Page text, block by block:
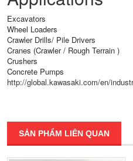
Excavators
Wheel Loaders
Crawler Drills/ Pile Drivers
Cranes (Crawler / Rough Terrain )
Crushers
Concrete Pumps
http://global.kawasaki.com/en/
SẢN PHẨM LIÊN QUAN